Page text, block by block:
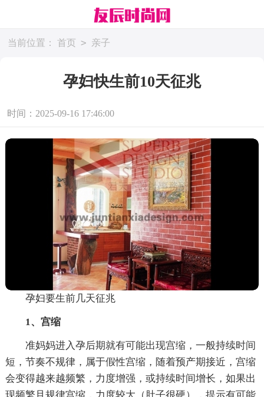
当前位置： 首页 > 亲子
孕妇快生前10天征兆
时间：2025-09-16 17:46:00
孕妇要生前几天征兆
1、宫缩
准妈妈进入孕后期就有可能出现宫缩，一般持续时间
短，节奏不规律，属于假性宫缩，随着预产期接近，宫缩
会变得越来越频繁，力度增强，或持续时间增长，如果出
现频繁且规律宫缩，力度较大（肚子很硬），提示有可能